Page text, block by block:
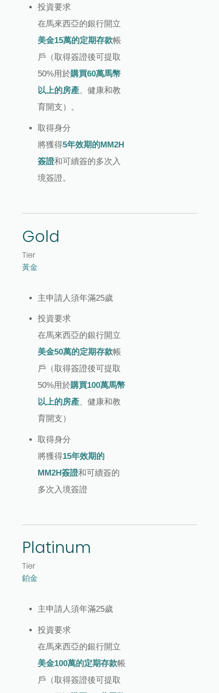
投資要求
在馬來西亞的銀行開立
美金15萬的定期存款帳
戶（取得簽證後可提取
50%用於購買60萬馬幣
以上的房產、健康和教
育開支）。
取得身分
將獲得5年效期的MM2H
簽證和可續簽的多次入
境簽證。
Gold
Tier
黃金
主申請人須年滿25歲
投資要求
在馬來西亞的銀行開立
美金50萬的定期存款帳
戶（取得簽證後可提取
50%用於購買100萬馬幣
以上的房產、健康和教
育開支）
取得身分
將獲得15年效期的
MM2H簽證和可續簽的
多次入境簽證
Platinum
Tier
鉑金
主申請人須年滿25歲
投資要求
在馬來西亞的銀行開立
美金100萬的定期存款帳
戶（取得簽證後可提取